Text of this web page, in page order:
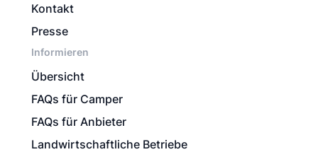
Kontakt
Presse
Informieren
Übersicht
FAQs für Camper
FAQs für Anbieter
Landwirtschaftliche Betriebe